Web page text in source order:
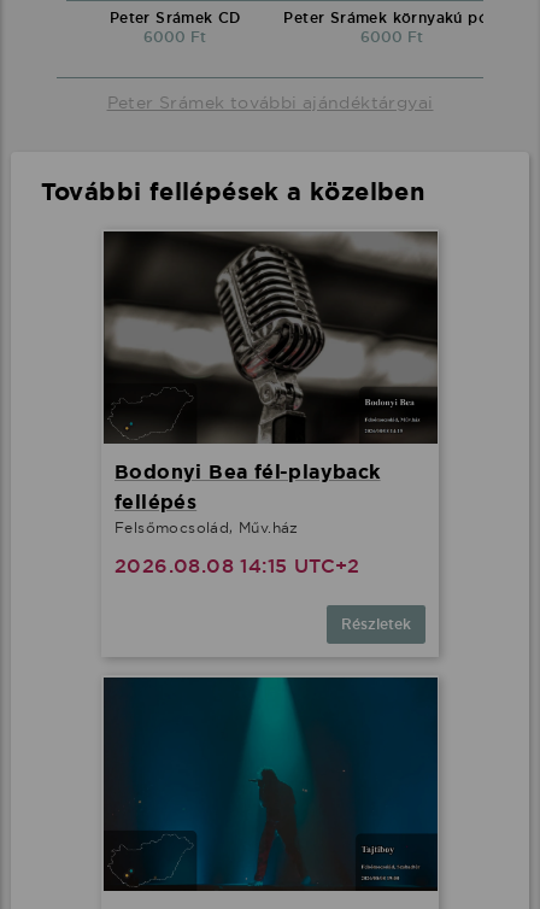
Peter Srámek CD
6000 Ft
6000 Ft
Peter Srámek további ajándéktárgyai
További fellépések a közelben
Bodonyi Bea fél-playback
fellépés
Felsőmocsolád, Műv.ház
2026.08.08 14:15 UTC+2
Részletek